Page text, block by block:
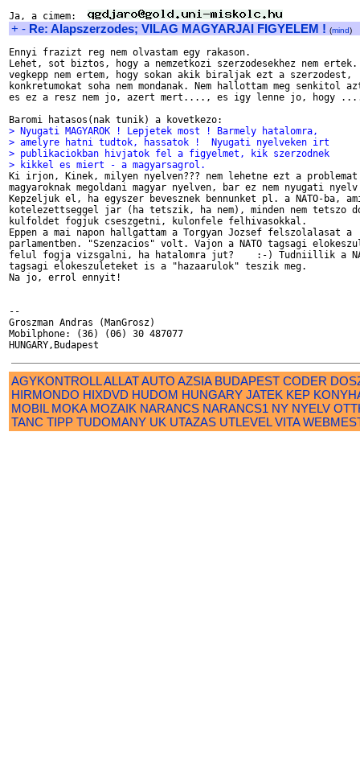
Ja, a cimem:
+ - Re: Alapszerzodes; VILAG MAGYARJAI FIGYELEM ! (mind)
Ennyi frazizt reg nem olvastam egy rakason.
Lehet, sot biztos, hogy a nemzetkozi szerzodesekhez nem
vegkepp nem ertem, hogy sokan akik biraljak ezt a szerzodest,
konkretumokat soha nem mondanak. Nem hallottam meg senkitol
es ez a resz nem jo, azert mert...., es igy lenne jo, hogy
> Nyugati MAGYAROK ! Lepjetek most ! Barmely hatalomra,
> amelyre hatni tudtok, hassatok !  Nyugati nyelveken irt
> publikaciokban hivjatok fel a figyelmet, kik szerzodnek
> kikkel es miert - a magyarsagrol.
Ki irjon, Kinek, milyen nyelven??? nem lehetne ezt a
magyaroknak megoldani magyar nyelven, bar ez nem nyugati
Kepzeljuk el, ha egyszer bevesznek bennunket pl. a NATO-ba,
kotelezettseggel jar (ha tetszik, ha nem), minden nem tetszo
kulfoldet fogjuk cseszgetni, kulonfele felhivasokkal.
Eppen a mai napon hallgattam a Torgyan Jozsef felszolalasat a
parlamentben. "Szenzacios" volt. Vajon a NATO tagsagi
felul fogja vizsgalni, ha hatalomra jut?    :-) Tudniillik a
tagsagi elokeszuleteket is a "hazaarulok" teszik meg.
Na jo, errol ennyit!
--
Groszman Andras (ManGrosz)
Mobilphone: (36) (06) 30 487077
AGYKONTROLLALLATAUTO AZSIA BUDAPEST CODER
HIRMONDO HIXDVD HUDOM HUNGARY JATEK KEP
MOBIL MOKA MOZAIK NARANCS NARANCS1 NY NYELV
TANC TIPP TUDOMANY UK UTAZAS UTLEVEL VITA